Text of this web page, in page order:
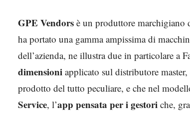
GPE Vendors è un produttore marchigiano
ha portato una gamma ampissima di
dell’azienda, ne illustra due in particolare a
dimensioni applicato sul distributore master,
prodotto del tutto peculiare, e che nel
Service, l’app pensata per i gestori che,